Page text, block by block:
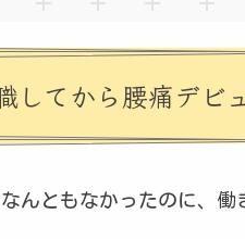
てから腰痛デビ
んともなかったのに、